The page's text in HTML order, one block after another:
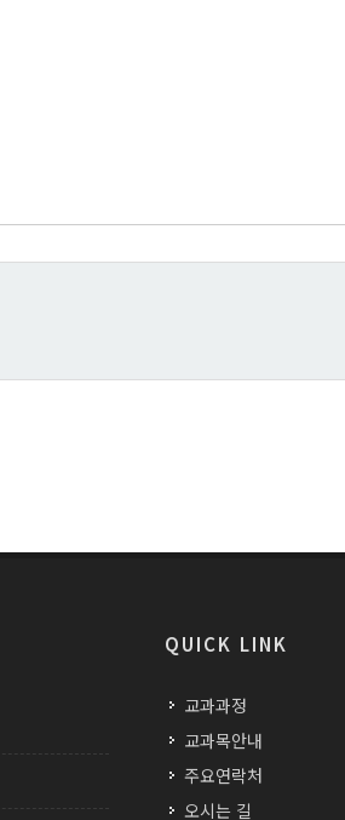
QUICK LINK
교과과정
교과목안내
주요연락처
오시는 길